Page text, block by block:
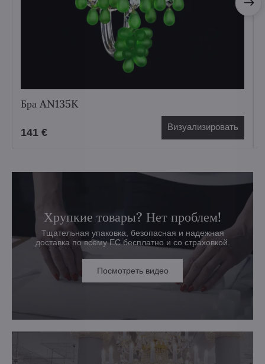
Бра AN135K
141 € Визуализировать
Хрупкие товары? Нет проблем!
Тщательная упаковка, безопасная и надежная
доставка по всему ЕС бесплатно и со страховкой.
Посмотреть видео